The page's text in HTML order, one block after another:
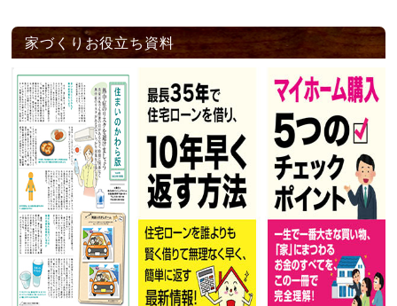
家づくりお役立ち資料